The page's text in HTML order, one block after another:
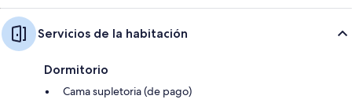
Servicios de la habitación
Dormitorio
Cama supletoria (de pago)